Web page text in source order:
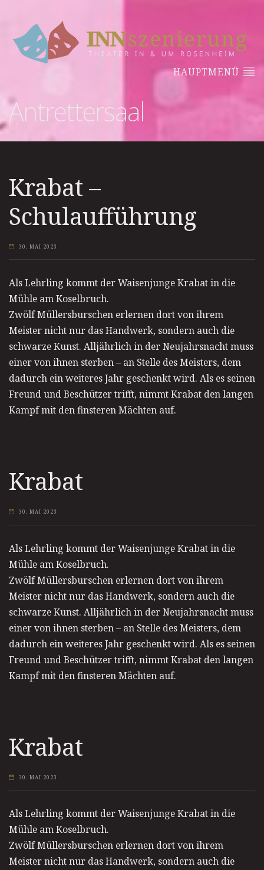
HAUPTMENÜ
Antrettersaal
Krabat –
Schulaufführung
30. MAI 2023
Als Lehrling kommt der Waisenjunge Krabat in die
Mühle am Koselbruch.
Zwölf Müllersburschen erlernen dort von ihrem
Meister nicht nur das Handwerk, sondern auch die
schwarze Kunst. Alljährlich in der Neujahrsnacht muss
einer von ihnen sterben – an Stelle des Meisters, dem
dadurch ein weiteres Jahr geschenkt wird. Als es seinen
Freund und Beschützer trifft, nimmt Krabat den langen
Kampf mit den finsteren Mächten auf.
Krabat
30. MAI 2023
Als Lehrling kommt der Waisenjunge Krabat in die
Mühle am Koselbruch.
Zwölf Müllersburschen erlernen dort von ihrem
Meister nicht nur das Handwerk, sondern auch die
schwarze Kunst. Alljährlich in der Neujahrsnacht muss
einer von ihnen sterben – an Stelle des Meisters, dem
dadurch ein weiteres Jahr geschenkt wird. Als es seinen
Freund und Beschützer trifft, nimmt Krabat den langen
Kampf mit den finsteren Mächten auf.
Krabat
30. MAI 2023
Als Lehrling kommt der Waisenjunge Krabat in die
Mühle am Koselbruch.
Zwölf Müllersburschen erlernen dort von ihrem
Meister nicht nur das Handwerk, sondern auch die